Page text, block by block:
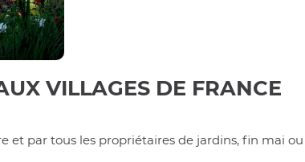
VILLAGES DE FRANCE
et par tous les propriétaires de jardins, fin mai